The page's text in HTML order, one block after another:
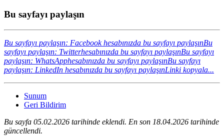
Bu sayfayı paylaşın
Bu sayfayı paylaşın: Facebook hesabınızda bu sayfayı paylaşınBu
sayfayı paylaşın: Twitterhesabınızda bu sayfayı paylaşınBu sayfayı
paylaşın: WhatsApphesabınızda bu sayfayı paylaşınBu sayfayı
paylaşın: LinkedIn hesabınızda bu sayfayı paylaşınLinki kopyala...
Sunum
Geri Bildirim
Bu sayfa 05.02.2026 tarihinde eklendi. En son 18.04.2026 tarihinde
güncellendi.